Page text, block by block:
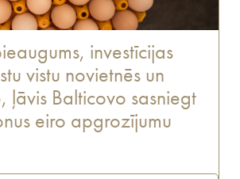
investīcijas
vistu novietnēs un
ļāvis Balticovo sasniegt
eiro apgrozījumu